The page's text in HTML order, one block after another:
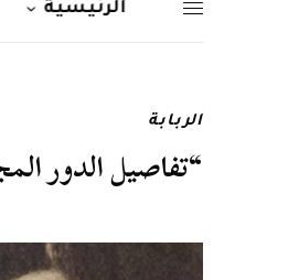
الرئيسية
الربابة
“تفاصيل الدور